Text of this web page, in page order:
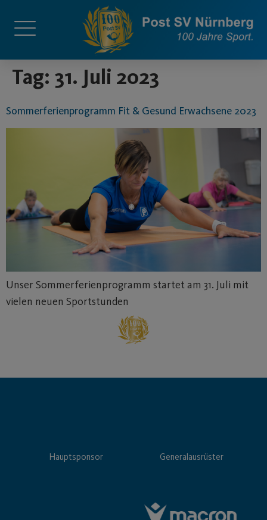
Tag: 31. Juli 2023
Sommerferienprogramm Fit & Gesund Erwachsene 2023
Unser Sommerferienprogramm startet am 31. Juli mit
vielen neuen Sportstunden
Hauptsponsor Generalausrüster